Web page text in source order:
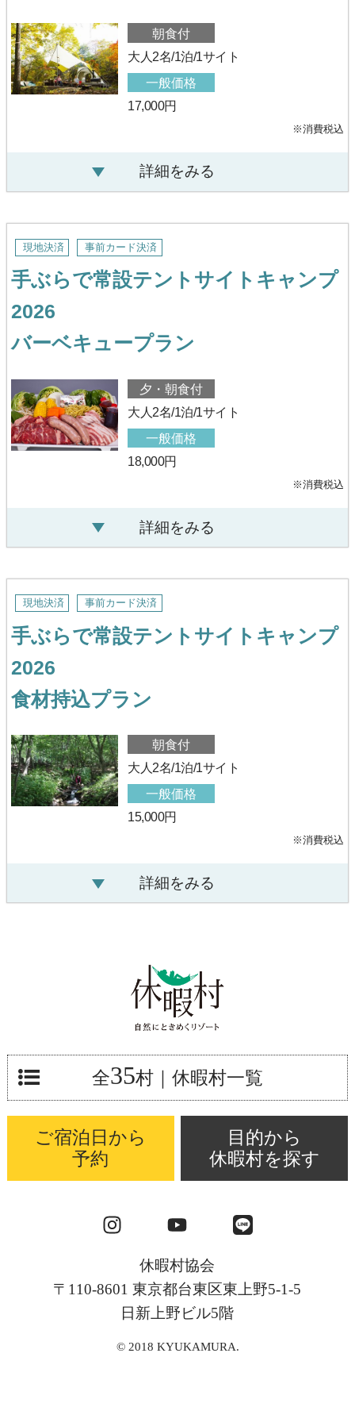
朝食付
大人2名/1泊/1サイト
一般価格
17,000円
※消費税込
詳細をみる
現地決済 事前カード決済
手ぶらで常設テントサイトキャンプ
2026
バーベキュープラン
夕・朝食付
大人2名/1泊/1サイト
一般価格
18,000円
※消費税込
詳細をみる
現地決済 事前カード決済
手ぶらで常設テントサイトキャンプ
2026
食材持込プラン
朝食付
大人2名/1泊/1サイト
一般価格
15,000円
※消費税込
詳細をみる
全35村｜休暇村一覧
ご宿泊日から
予約
目的から
休暇村を探す
休暇村協会
〒110-8601 東京都台東区東上野5-1-5
日新上野ビル5階
© 2018 KYUKAMURA.